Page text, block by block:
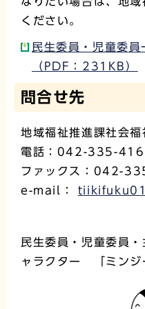
ください。
民生委員・児童委
（PDF：231KB）
問合せ先
地域福祉推進課社会福
電話：042-335-
ファックス：042-
e-mail：
民生委員・児童委員
ャラクター 「ミンジ